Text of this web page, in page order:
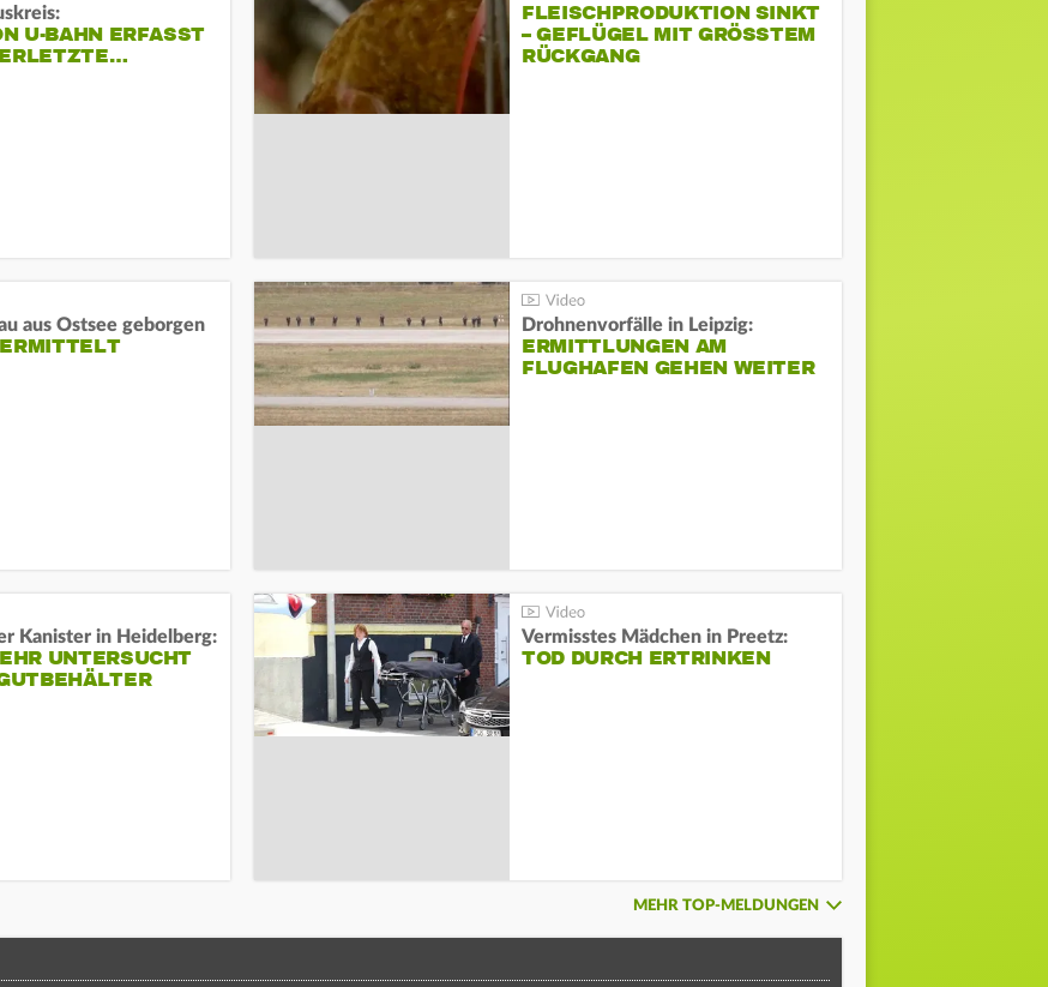
U-BAHN ERFASST
FLEISCHPRODUKTION SINKT
– GEFLÜGEL MIT GRÖSSTEM R
ÜCKGANG
aus Ostsee geborgen Drohnenvorfälle in Leipzig:
ERMITTLUNGEN AM
FLUGHAFEN GEHEN WEITER
Kanister in Heidelberg:
UNTERSUCHT
Vermisstes Mädchen in Preetz:
TOD DURCH ERTRINKEN
MEHR TOP-MELDUNGEN